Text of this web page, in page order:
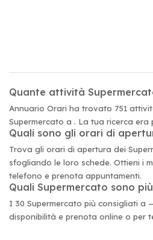
Quante attività
Annuario Orari ha trovato 751
Supermercato a . La tua ricerca era
Quali sono gli orari di
Trova gli orari di apertura dei
sfogliando le loro schede. Ottieni i
telefono e prenota appuntamenti.
Quali Supermercato sono
I 30 Supermercato più consigliati a
disponibilità e prenota online o per